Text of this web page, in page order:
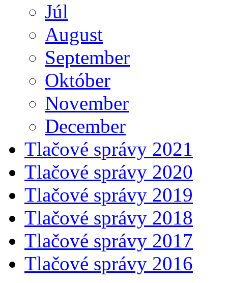
Júl
August
September
Október
November
December
Tlačové správy 2021
Tlačové správy 2020
Tlačové správy 2019
Tlačové správy 2018
Tlačové správy 2017
Tlačové správy 2016